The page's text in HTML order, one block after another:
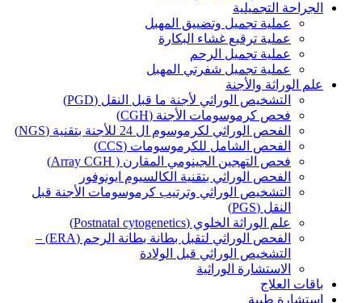
الجراحة التجميلية
عملية تجميل وتضييق المهبل
عملية ترقيع غشاء البكارة
عملية تجميل الرحم
عملية تجميل شفرتي المهبل
علم الوراثة والأجنة
التشخيص الوراثي لأجنة ما قبل النقل (PGD)
فحص كرموسومات الأجنة (CGH)
الفحص الوراثي لكرموسوم ال 24 للأجنة بتقنية (NGS)
الفحص الشامل للكرموسومات (CCS)
فحص التهجين الجينومي المقارن ( Array CGH)
الفحص الوراثي بتقنية الكالسيوم ايونوفور
التشخيص الوراثي وترتيب كرموسومات الأجنة قبل
النقل (PGS)
علم الوراثة الخلوي (Postnatal cytogenetics)
الفحص الوراثي لتقبل بطانة بطانة الرحم (ERA) –
التشخيص الوراثي قبل الولادة
الاستشارة الوراثية
باقات العلاج
استشارة طبية